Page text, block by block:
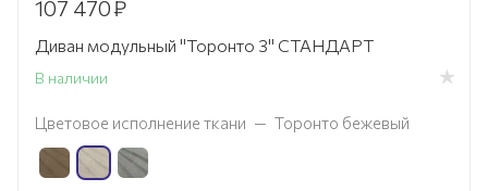
107 470₽
Диван модульный "Торонто 3" СТАНДАРТ
В наличии
Цветовое исполнение ткани — Торонто бежевый